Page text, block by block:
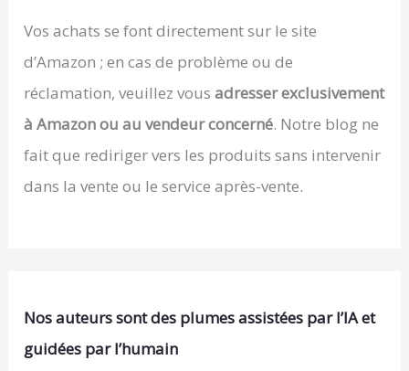
Vos achats se font directement sur le site
d’Amazon ; en cas de problème ou de
réclamation, veuillez vousadresser exclusivement
à Amazon ou au vendeur concerné. Notre blog ne
fait que rediriger vers les produits sans intervenir
dans la vente ou le service après-vente.
Nos auteurs sont des plumes assistées par l’IA et
guidées par l’humain